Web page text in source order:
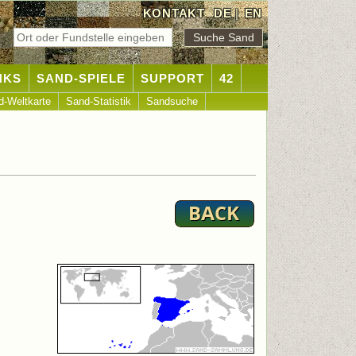
KONTAKT DE|EN
SAND-SPIELE SUPPORT 42
Weltkarte Sand-Statistik Sandsuche